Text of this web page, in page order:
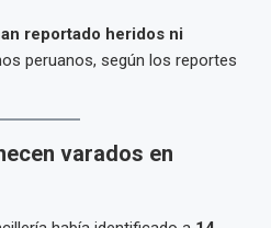
reportado heridos ni
peruanos, según los reportes
varados en